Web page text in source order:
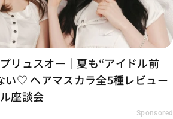
リュスオー｜夏も“アイドル前
い♡ ヘアマスカラ全5種レビュー
座談会
Sponsored